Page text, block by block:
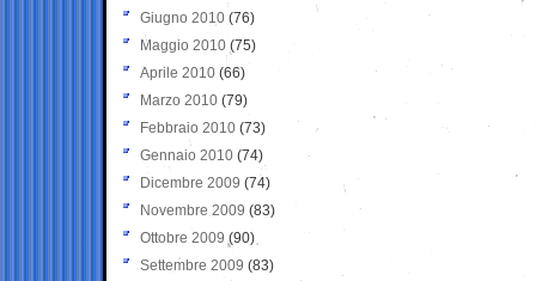
Giugno 2010 (76)
Maggio 2010 (75)
Aprile 2010 (66)
Marzo 2010 (79)
Febbraio 2010 (73)
Gennaio 2010 (74)
Dicembre 2009 (74)
Novembre 2009 (83)
Ottobre 2009 (90)
Settembre 2009 (83)